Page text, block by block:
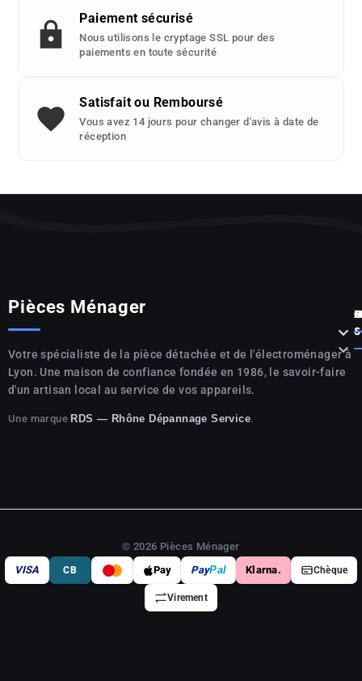
Paiement sécurisé
Nous utilisons le cryptage SSL pour des
paiements en toute sécurité
Satisfait ou Remboursé
Vous avez 14 jours pour changer d'avis à date de
réception
Pièces Ménager
Votre spécialiste de la pièce détachée et de l'électroménager à
Lyon. Une maison de confiance fondée en 1986, le savoir-faire
d'un artisan local au service de vos appareils.
Une marque RDS — Rhône Dépannage Service.




© 2026 Pièces Ménager
VISA
CB Pay PayPal Klarna. Chèque
Virement